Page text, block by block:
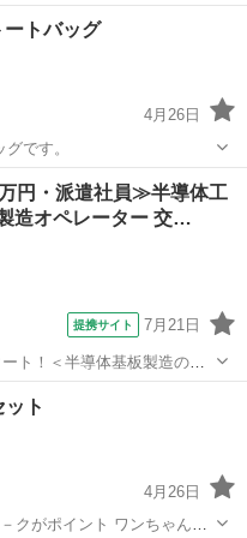
トバッグ
4月26日
です。
L.L.Bean
円・派遣社員≫半導体工
造オペレーター 交…
提携サイト 7月21日
ト！＜半導体基板製造の機
クな職場◎／稼ぎもしっか
ット
4月26日